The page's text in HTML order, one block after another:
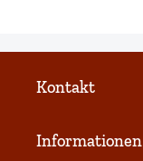
Kontakt
Informationen